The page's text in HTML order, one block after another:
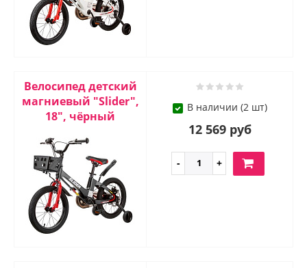
Велосипед детский
магниевый "Slider",
18", чёрный
В наличии (2 шт)
12 569 руб